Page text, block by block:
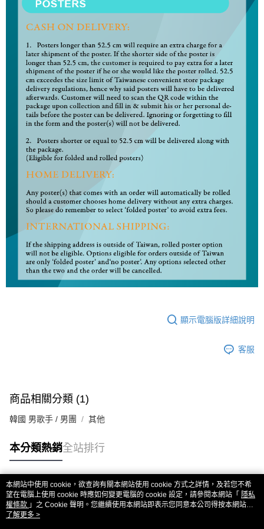
顯示電腦版詳細說明
客服
商品相關分類 (1)
韓國 男歌手 / 男團 其他
本分類熱銷全站排行
熱門標籤
本網站中使用 cookie，欲查詢有關本網站使用 cookie 方式之詳情，及若您不希
望在電腦上使用 cookie 時應如何變更電腦的 cookie 設定，請參閱本網站「 隱私
權條款 」之 Cookie 聲明。您繼續使用本網站即表示您同意本公司得按本網站使
用條款之 Cookie 聲明使用 cookie。
了解更多 >